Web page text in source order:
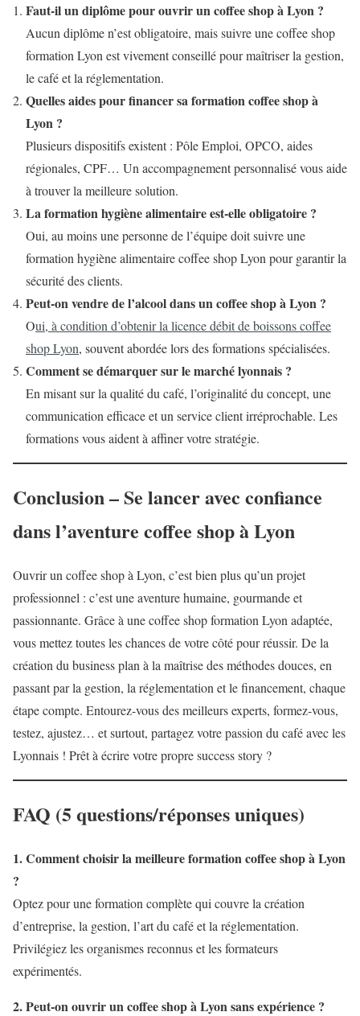
Faut-il un diplôme pour ouvrir un coffee shop à Lyon ?
Aucun diplôme n’est obligatoire, mais suivre une coffee shop
formation Lyon est vivement conseillé pour maîtriser la gestion,
le café et la réglementation.
Quelles aides pour financer sa formation coffee shop à
Lyon ?
Plusieurs dispositifs existent : Pôle Emploi, OPCO, aides
régionales, CPF… Un accompagnement personnalisé vous aide
à trouver la meilleure solution.
La formation hygiène alimentaire est-elle obligatoire ?
Oui, au moins une personne de l’équipe doit suivre une
formation hygiène alimentaire coffee shop Lyon pour garantir la
sécurité des clients.
Peut-on vendre de l’alcool dans un coffee shop à Lyon ?
Oui, à condition d’obtenir la licence débit de boissons coffee
shop Lyon, souvent abordée lors des formations spécialisées.
Comment se démarquer sur le marché lyonnais ?
En misant sur la qualité du café, l’originalité du concept, une
communication efficace et un service client irréprochable. Les
formations vous aident à affiner votre stratégie.
Conclusion – Se lancer avec confiance
dans l’aventure coffee shop à Lyon
Ouvrir un coffee shop à Lyon, c’est bien plus qu’un projet
professionnel : c’est une aventure humaine, gourmande et
passionnante. Grâce à une coffee shop formation Lyon adaptée,
vous mettez toutes les chances de votre côté pour réussir. De la
création du business plan à la maîtrise des méthodes douces, en
passant par la gestion, la réglementation et le financement, chaque
étape compte. Entourez-vous des meilleurs experts, formez-vous,
testez, ajustez… et surtout, partagez votre passion du café avec les
Lyonnais ! Prêt à écrire votre propre success story ?
FAQ (5 questions/réponses uniques)
1. Comment choisir la meilleure formation coffee shop à Lyon
?
Optez pour une formation complète qui couvre la création
d’entreprise, la gestion, l’art du café et la réglementation.
Privilégiez les organismes reconnus et les formateurs
expérimentés.
2. Peut-on ouvrir un coffee shop à Lyon sans expérience ?